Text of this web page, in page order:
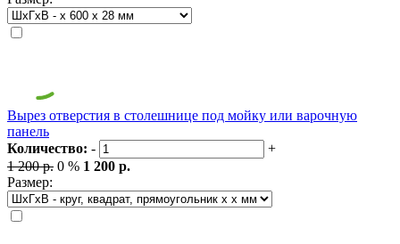
Вырез отверстия в столешнице под мойку или варочную
панель
Количество: -
+
1 200 р. 0 % 1 200 р.
Размер: